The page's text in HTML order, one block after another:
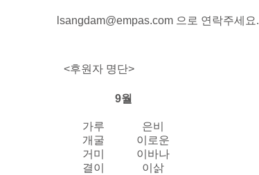
lsangdam@empas.com 으로 연락주세요.
<후원자 명단>
9월
가루
은비
개굴
이로운
거미
이바나
결이
이삵